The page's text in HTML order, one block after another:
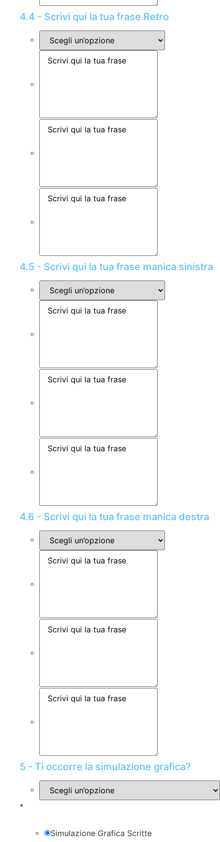
4.4 - Scrivi qui la tua frase Retro
4.5 - Scrivi qui la tua frase manica sinistra
4.6 - Scrivi qui la tua frase manica destra
5 - Ti occorre la simulazione grafica?
*
Simulazione Grafica Scritte